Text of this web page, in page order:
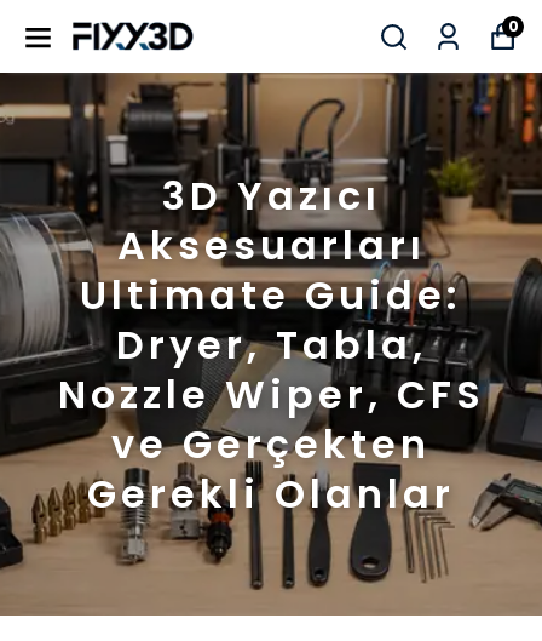
0
3D Yazıcı
Aksesuarları
Ultimate Guide:
Dryer, Tabla,
Nozzle Wiper, CFS
ve Gerçekten
Gerekli Olanlar